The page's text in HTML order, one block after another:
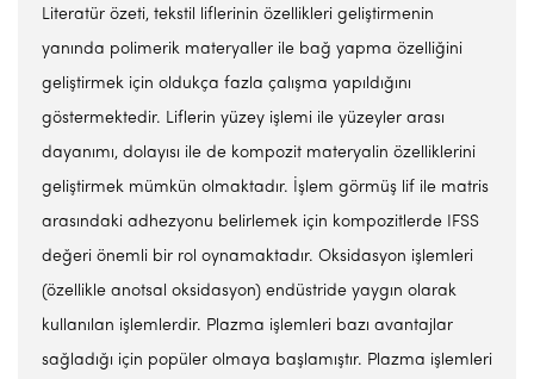
Literatür özeti, tekstil liflerinin özellikleri geliştirmenin
yanında polimerik materyaller ile bağ yapma özelliğini
geliştirmek için oldukça fazla çalışma yapıldığını
göstermektedir. Liflerin yüzey işlemi ile yüzeyler arası
dayanımı, dolayısı ile de kompozit materyalin özelliklerini
geliştirmek mümkün olmaktadır. İşlem görmüş lif ile matris
arasındaki adhezyonu belirlemek için kompozitlerde IFSS
değeri önemli bir rol oynamaktadır. Oksidasyon işlemleri
(özellikle anotsal oksidasyon) endüstride yaygın olarak
kullanılan işlemlerdir. Plazma işlemleri bazı avantajlar
sağladığı için popüler olmaya başlamıştır. Plazma işlemleri